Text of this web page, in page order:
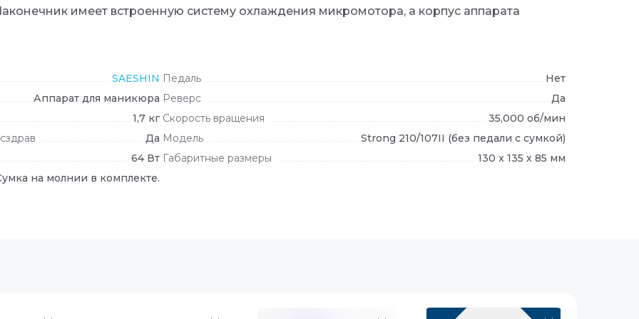
имеет встроенную систему охлаждения микромотора, а корпус аппарата
SAESHIN
Аппарат для маникюра
1,7 кг
Да
64 Вт
на молнии в комплекте.
Педаль
Нет
Реверс
Да
Скорость вращения
35,000 об/мин
Модель
Strong 210/107II (без педали с сумкой)
Габаритные размеры
130 x 135 x 85 мм
в наличии